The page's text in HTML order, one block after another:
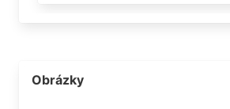
Obrázky